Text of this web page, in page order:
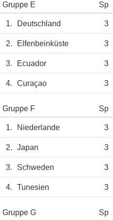
Gruppe E Sp
1. Deutschland 3
2. Elfenbeinküste 3
3. Ecuador 3
4. Curaçao 3
Gruppe F Sp
1. Niederlande 3
2. Japan 3
3. Schweden 3
4. Tunesien 3
Gruppe G Sp